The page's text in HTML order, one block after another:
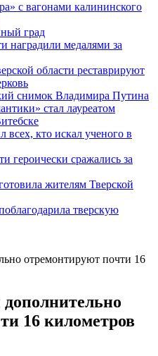
с вагонами калининского
град
наградили медалями за
области реставрируют
снимок Владимира Путина
стал лауреатом
кто искал ученого в
героически сражались за
жителям Тверской
тверскую
отремонтируют почти 16
16 километров